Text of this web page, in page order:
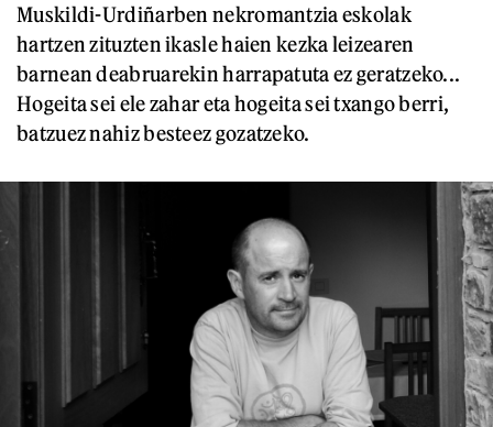
Muskildi-Urdiñarben nekromantzia eskolak
hartzen zituzten ikasle haien kezka leizearen
barnean deabruarekin harrapatuta ez geratzeko...
Hogeita sei ele zahar eta hogeita sei txango berri,
batzuez nahiz besteez gozatzeko.